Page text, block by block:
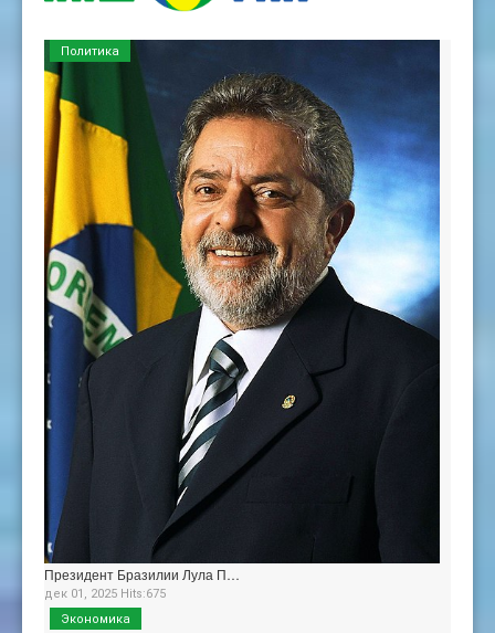
Президент Бразилии Лула П…
дек 01, 2025 Hits:675
Политика
Экономика